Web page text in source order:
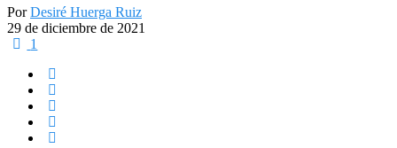
PorDesiré Huerga Ruiz
29 de diciembre de 2021
1